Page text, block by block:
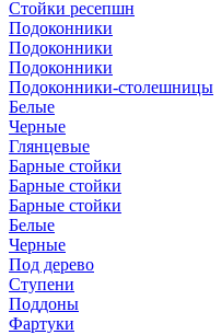
Стойки ресепшн
Подоконники
Подоконники
Подоконники
Подоконники-столешницы
Белые
Черные
Глянцевые
Барные стойки
Барные стойки
Барные стойки
Белые
Черные
Под дерево
Ступени
Поддоны
Фартуки